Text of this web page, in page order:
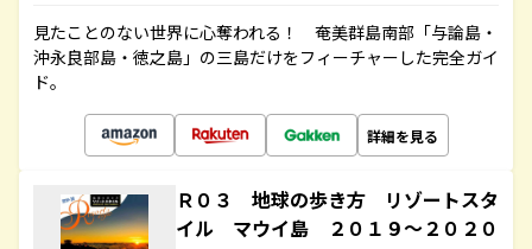
見たことのない世界に心奪われる！ 奄美群島南部「与論島・
沖永良部島・徳之島」の三島だけをフィーチャーした完全ガイ
ド。
詳細を見る
Ｒ０３ 地球の歩き方 リゾートスタ
イル マウイ島 ２０１９～２０２０